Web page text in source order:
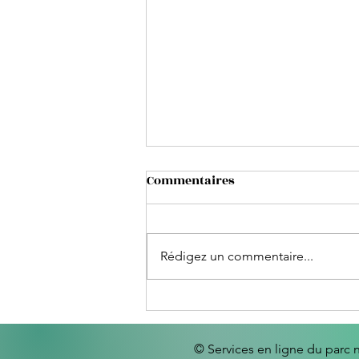
Guide d'aventure au Costa
Rica : Conseils pour
préparer son voyage
Commentaires
Rédigez un commentaire...
© Services en ligne du parc